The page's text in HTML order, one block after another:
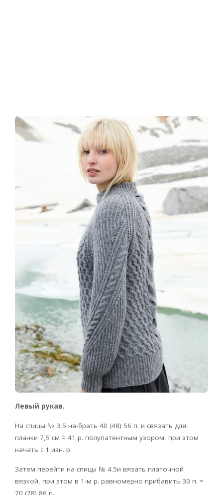
Левый рукав.
На спицы № 3,5 на-брать 40 (48) 56 п. и связать для
планки 7,5 см = 41 р. полупатентным узором, при этом
начать с 1 изн. р.
Затем перейти на спицы № 4.5и вязать платочной
вязкой, при этом в 1-м р. равномерно прибавить 30 п. =
70 (78) 86 п.